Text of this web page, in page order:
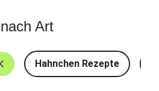
Art
Hahnchen Rezepte